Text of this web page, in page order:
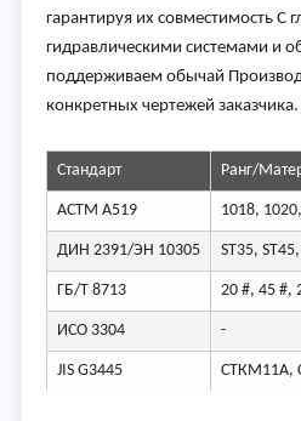
гарантируя их совместимость С
гидравлическими системами и
поддерживаем обычай
конкретных чертежей заказчика.
Стандарт Ранг/
АСТМ А519 1018,
ДИН 2391/ЭН 10305 ST35,
ГБ/Т 8713 20 #, 45 #,
ИСО 3304 -
JIS G3445 СТКМ11А,